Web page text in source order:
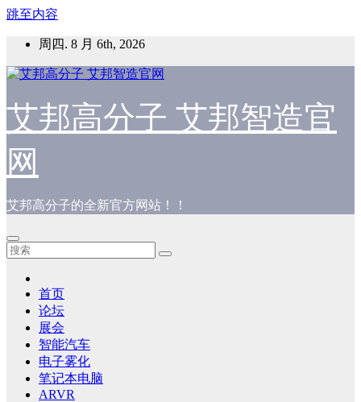
跳至内容
周四. 8 月 6th, 2026
艾邦高分子 艾邦智造官
网
艾邦高分子的全新官方网站！！
首页
论坛
展会
智能汽车
电子雾化
笔记本电脑
ARVR